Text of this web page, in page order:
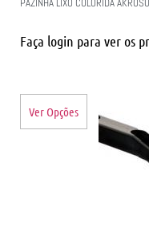
PAZINHA LIXO COLORIDA
Faça login para ver os
Ver Opções